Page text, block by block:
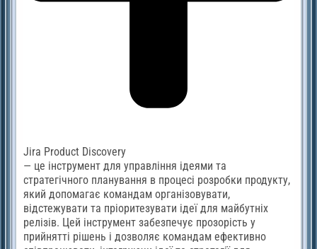
Jira Product Discovery
— це інструмент для управління ідеями та
стратегічного планування в процесі розробки продукту,
який допомагає командам організовувати,
відстежувати та пріоритезувати ідеї для майбутніх
релізів. Цей інструмент забезпечує прозорість у
прийнятті рішень і дозволяє командам ефективно